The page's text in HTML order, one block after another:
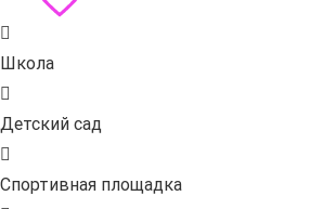
Школа
Детский сад
Спортивная площадка